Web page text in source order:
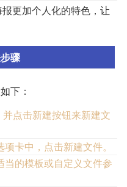
更加个人化的特色，让
骤
下：
点击新建按钮来新建文
卡中，点击新建文件。
的模板或自定义文件参